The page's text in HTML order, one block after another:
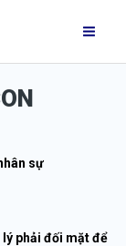
sự
phải đối mặt để